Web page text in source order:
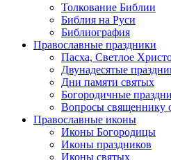
Толкование Библии
Библия на Руси
Библиография
Православные праздники
Пасха, Светлое
Двунадесятые
Дни памяти святых
Богородичные
Вопросы священнику
Православные иконы
Иконы Богородицы
Иконы праздников
Иконы святых